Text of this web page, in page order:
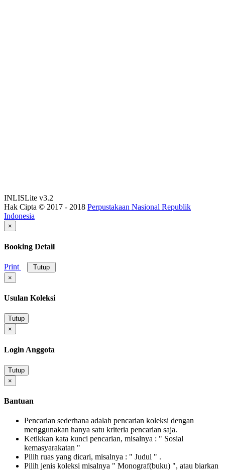
INLISLite v3.2
Hak Cipta © 2017 - 2018 Perpustakaan Nasional Republik
Indonesia
×
Booking Detail
Print
Tutup
×
Usulan Koleksi
Tutup
×
Login Anggota
Tutup
×
Bantuan
Pencarian sederhana adalah pencarian koleksi dengan
menggunakan hanya satu kriteria pencarian saja.
Ketikkan kata kunci pencarian, misalnya : " Sosial
kemasyarakatan "
Pilih ruas yang dicari, misalnya : " Judul " .
Pilih jenis koleksi misalnya " Monograf(buku) ", atau biarkan